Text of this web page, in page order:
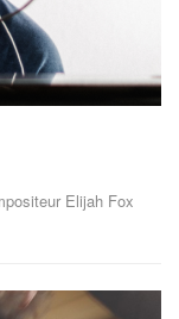
Elijah Fox